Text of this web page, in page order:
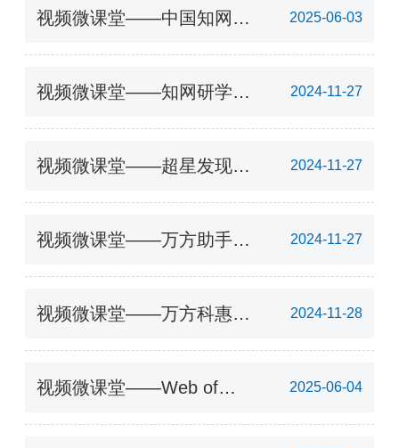
2025-06-03
视频微课堂——中国知网在
2024-11-27
视频微课堂——知网研学助
2024-11-27
视频微课堂——超星发现系
2024-11-27
视频微课堂——万方助手科
2024-11-28
视频微课堂——万方科惠科
2025-06-04
视频微课堂——Web of